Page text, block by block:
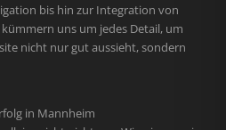
bis hin zur Integration von
uns um jedes Detail, um
nicht nur gut aussieht, sondern
in Mannheim